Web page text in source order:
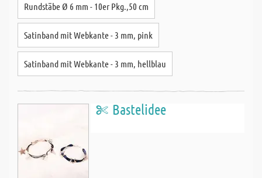
Rundstäbe Ø 6 mm - 10er Pkg.,50 cm
Satinband mit Webkante - 3 mm, pink
Satinband mit Webkante - 3 mm, hellblau
Bastelidee